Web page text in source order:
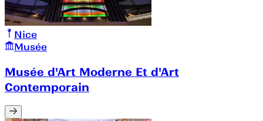
Nice
Musée
Musée d'Art Moderne Et d'Art
Contemporain